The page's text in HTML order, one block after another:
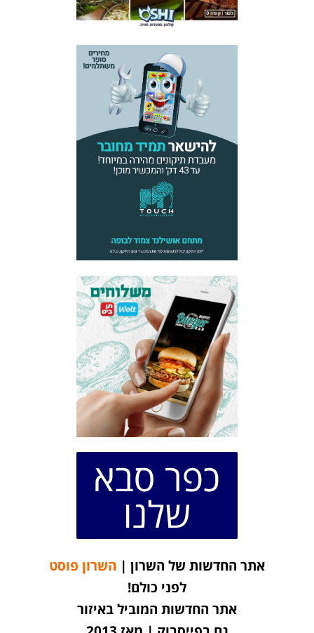
כפר סבא
שלנו
אתר החדשות של השרון | השרון פוסט
לפני כולם!
אתר החדשות המוביל באיזור